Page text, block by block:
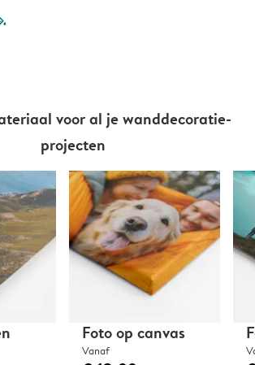
pagination
voor al je wanddecoratie-
projecten
Foto op canvas
Vanaf